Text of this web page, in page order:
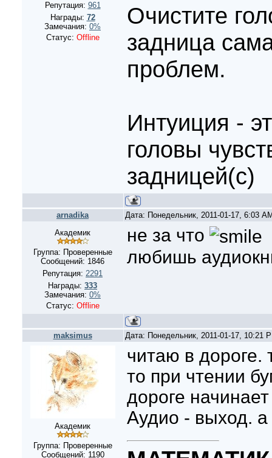
Репутация: 961
Награды: 72
Замечания: 0%
Статус: Offline
Очистите
задница
проблем.
Интуиция -
головы
задницей(с)
arnadika
Дата: Понедельник, 2011-01-17, 6:03
Академик
Группа: Проверенные
Сообщений: 1846
Репутация: 2291
Награды: 333
Замечания: 0%
Статус: Offline
не за что
любишь
maksimus Дата: Понедельник, 2011-01-17, 10:21
Академик
Группа: Проверенные
Сообщений: 1190
читаю в дороге.
то при чтении
дороге
Аудио - выход. а